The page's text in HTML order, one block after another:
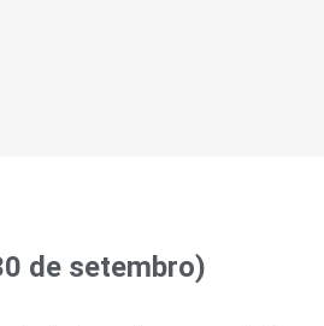
de setembro)